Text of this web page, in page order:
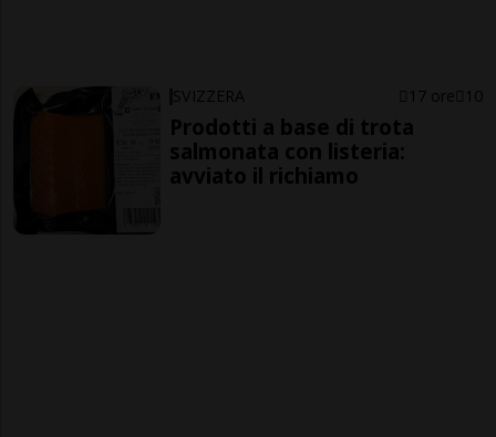
SVIZZERA 17 ore 10
Prodotti a base di trota
salmonata con listeria:
avviato il richiamo